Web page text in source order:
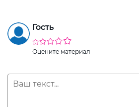
Гость
Оцените материал